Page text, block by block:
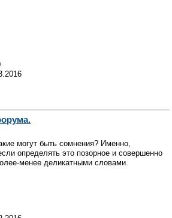
могут быть сомнения? Именно,
определять это позорное и совершенно
менее деликатными словами.